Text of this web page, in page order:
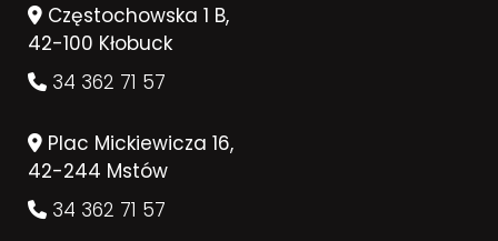
Częstochowska 1 B,
42-100 Kłobuck
34 362 71 57
Plac Mickiewicza 16,
42-244 Mstów
34 362 71 57